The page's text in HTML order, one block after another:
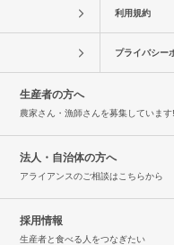
利用規約
プライバシー
生産者の方へ
農家さん・漁師さんを募集しています!
法人・自治体の方へ
アライアンスのご相談はこちらから
採用情報
生産者と食べる人をつなぎたい